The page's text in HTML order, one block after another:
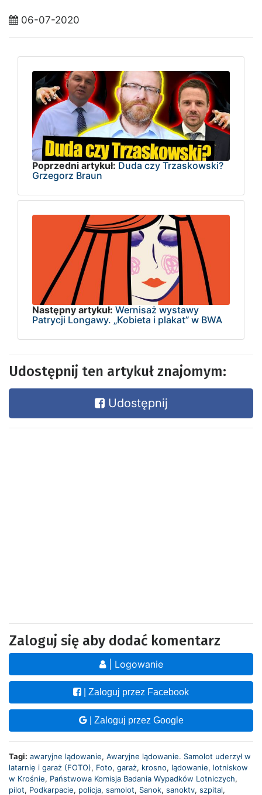
06-07-2020
Poprzedni artykuł: Duda czy Trzaskowski?
Grzegorz Braun
Następny artykuł: Wernisaż wystawy
Patrycji Longawy. „Kobieta i plakat” w BWA
Udostępnij ten artykuł znajomym:
Udostępnij
Zaloguj się aby dodać komentarz
| Logowanie
| Zaloguj przez Facebook
| Zaloguj przez Google
Tagi: awaryjne lądowanie, Awaryjne lądowanie. Samolot uderzył w
latarnię i garaż (FOTO), Foto, garaż, krosno, lądowanie, lotniskow
w Krośnie, Państwowa Komisja Badania Wypadków Lotniczych,
pilot, Podkarpacie, policja, samolot, Sanok, sanoktv, szpital,